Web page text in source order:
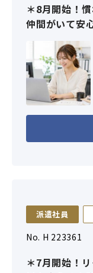
＊8月開始！
仲間がいて安
派遣社員
No. H 223361
＊7月開始！